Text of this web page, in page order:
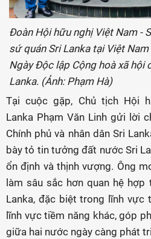
Đoàn Hội hữu nghị Việt Nam -
sứ quán Sri Lanka tại Việt
Ngày Độc lập Cộng hoà xã hội
Lanka. (Ảnh: Phạm Hà)
Tại cuộc gặp, Chủ tịch Hội
Lanka Phạm Văn Linh gửi lời
Chính phủ và nhân dân Sri
bày tỏ tin tưởng đất nước Sri
ổn định và thịnh vượng. Ông
làm sâu sắc hơn quan hệ
Lanka, đặc biệt trong lĩnh
lĩnh vực tiềm năng khác, góp
giữa hai nước ngày càng phát